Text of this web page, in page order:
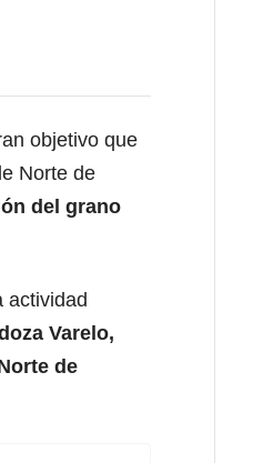
objetivo que
Norte de
del grano
actividad
Varelo,
de